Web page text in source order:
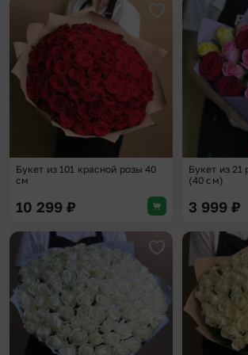
Добавить в
Букет из 101 красной розы 40
см
10 299 ₽
Букет из 21
(40 см)
3 999 ₽
Добавить в